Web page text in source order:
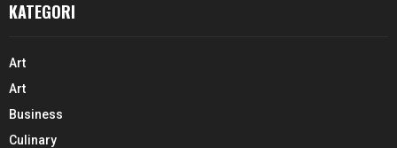
KATEGORI
Art
Art
Business
Culinary